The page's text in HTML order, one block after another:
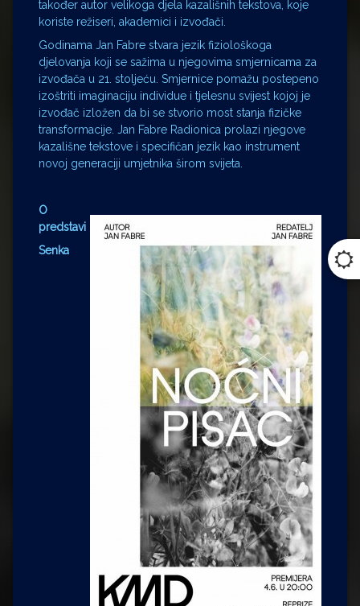
također autor velikoga djela kazališnih tekstova, koje
koriste režiseri, akademici i izvođači.
Godinama Jan Fabre stvara jezik fiziološkoga
djelovanja koji se sažima u njegovima smjernicama za
izvođača u 21. stoljeću. Smjernice pomažu postepeno
izoštriti imaginaciju individue i tjelesnu svijest kojoj je
izvođač izložen da bi se stvorio most stanja fizičke
transformacije. Jan Fabre Radionica prolazi njegove
kazališne tekstove i specifičan jezik kao instrument
novoj generaciji umjetnika širom svijeta.
O
predstavi
Senka